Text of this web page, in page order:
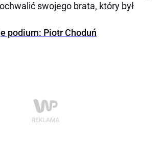
swojego brata, który był
podium: Piotr Choduń